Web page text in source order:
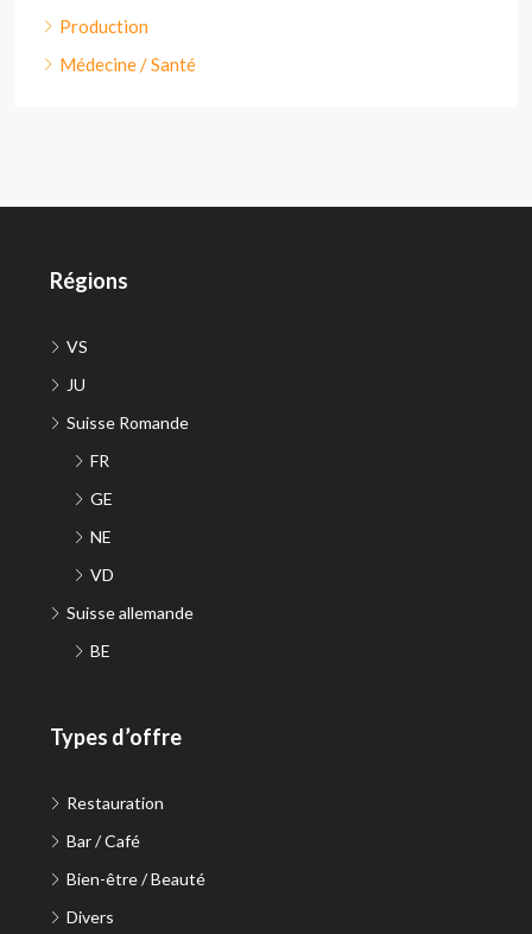
Production
Médecine / Santé
Régions
VS
JU
Suisse Romande
FR
GE
NE
VD
Suisse allemande
BE
Types d’offre
Restauration
Bar / Café
Bien-être / Beauté
Divers